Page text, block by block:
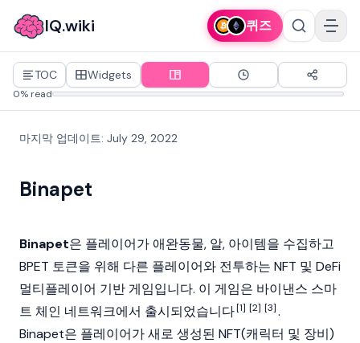
IQ.wiki 퀴즈
TOC Widgets
0% read
마지막 업데이트: July 29, 2022
Binapet
Binapet은 플레이어가 애완동물, 알, 아이템을 수집하고
BPET 토큰을 위해 다른 플레이어와 전투하는 NFT 및 DeFi
멀티플레이어 기반 게임입니다. 이 게임은 바이낸스 스마
트 체인 네트워크에서 출시되었습니다[1] [2] [3].
Binapet은 플레이어가 새로 생성된 NFT(캐릭터 및 장비)